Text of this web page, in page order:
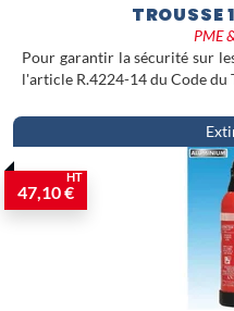
TROUSSE
PME
Pour garantir la sécurité sur
l'article R.4224-14 du Code du
47,10 €
HT